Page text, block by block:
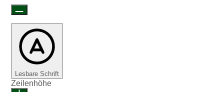
Lesbare Schrift
Zeilenhöhe